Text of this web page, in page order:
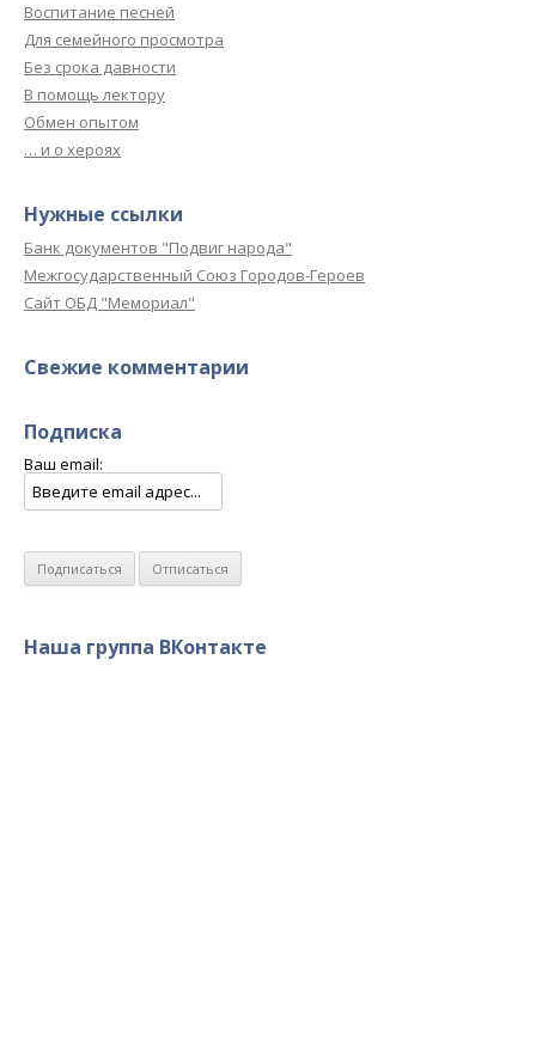
Воспитание песней
Для семейного просмотра
Без срока давности
В помощь лектору
Обмен опытом
… и о хероях
Нужные ссылки
Банк документов "Подвиг народа"
Межгосударственный Союз Городов-Героев
Сайт ОБД "Мемориал"
Свежие комментарии
Подписка
Ваш email:
Наша группа ВКонтакте